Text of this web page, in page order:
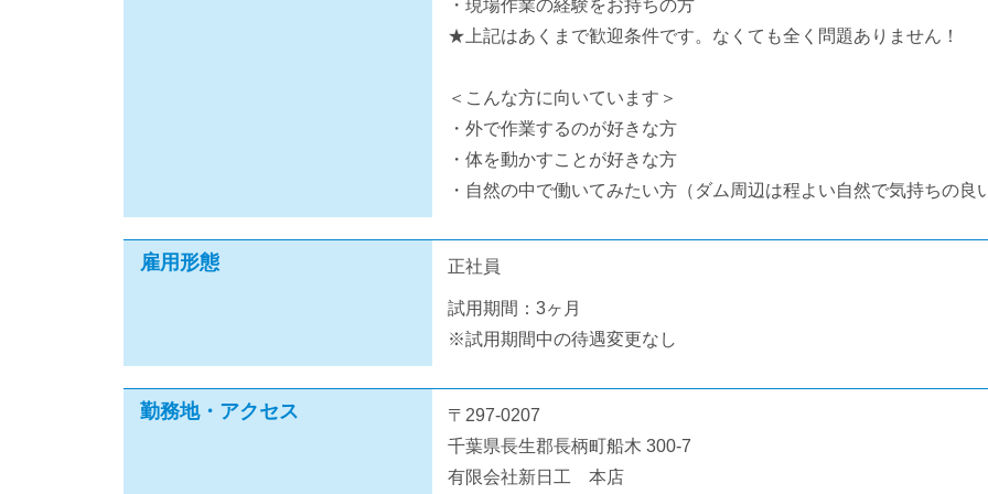
・現場作業の経験をお持ちの方
★上記はあくまで歓迎条件です。なくても全く問題ありません！
＜こんな方に向いています＞
・外で作業するのが好きな方
・体を動かすことが好きな方
・自然の中で働いてみたい方（ダム周辺は程よい自然で気持ちの良
雇用形態 正社員
試用期間：3ヶ月
※試用期間中の待遇変更なし
勤務地・アクセス
〒297-0207
千葉県長生郡長柄町船木 300-7
有限会社新日工 本店